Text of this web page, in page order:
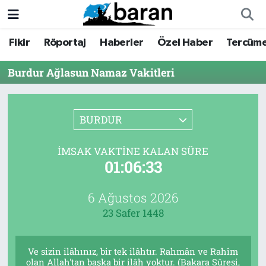
Fikir Röportaj Haberler Özel Haber
Burdur Ağlasun Namaz Vakitleri
BURDUR
İMSAK VAKTINE KALAN SÜRE
01:06:33
6 Ağustos 2026
23 Safer 1448
Ve sizin ilâhınız, bir tek ilâhtır. Rahmân ve Rahîm
olan Allah'tan başka bir ilâh yoktur. (Bakara Sûresi,
Fikir
Röportaj
Dergi
Fikir
Röportaj
Dergi
Nöbetçi Eczaneler
Hava Durumu
Tüm Manşetler
Son Dakika Haberleri